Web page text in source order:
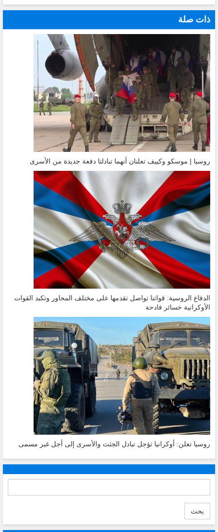
ذات صلة
روسيا | موسكو وكييف تعلنان أنهما تبادلتا دفعة جديدة من الأسرى
الدفاع الروسية: قواتنا تواصل تقدمها على مختلف المحاور وتكبد القوات
الأوكرانية خسائر فادحة
روسيا تعلن: أوكرانيا تؤجل تبادل الجثث والأسرى إلى أجل غير مسمى
بحث